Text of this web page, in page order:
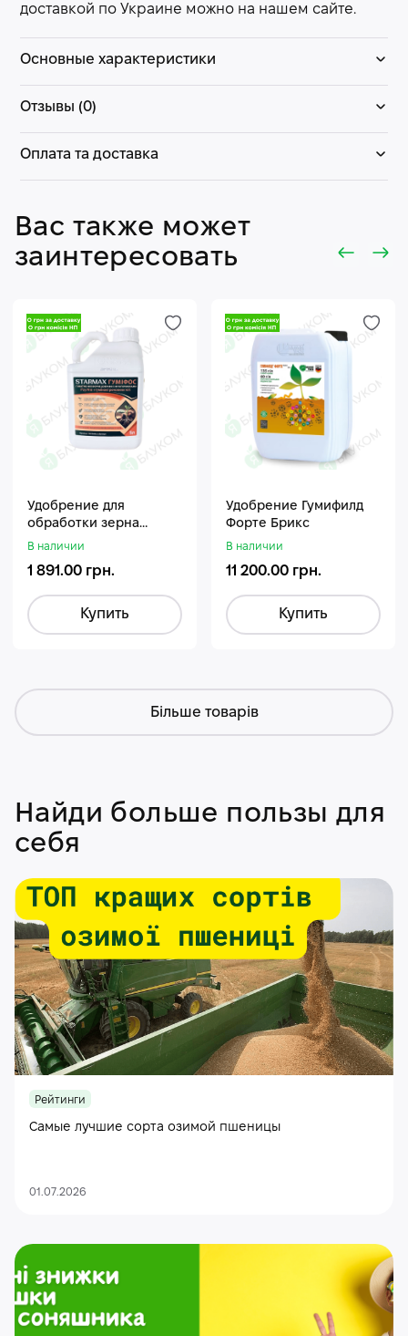
доставкой по Украине можно на нашем сайте.
Основные характеристики
Отзывы (0)
Оплата та доставка
Вас также может
заинтересовать
Удобрение для
обработки зерна
Стармакс Гумифос
В наличии
1 891.00 грн.
Купить
Удобрение Гумифилд
Форте Брикс
В наличии
11 200.00 грн.
Купить
Більше товарів
Найди больше пользы для
себя
Рейтинги
Самые лучшие сорта озимой пшеницы
01.07.2026